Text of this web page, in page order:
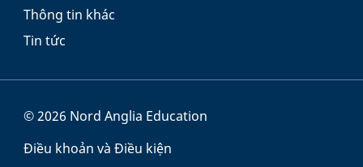
Thông tin khác
Tin tức
© 2026 Nord Anglia Education
Điều khoản và Điều kiện